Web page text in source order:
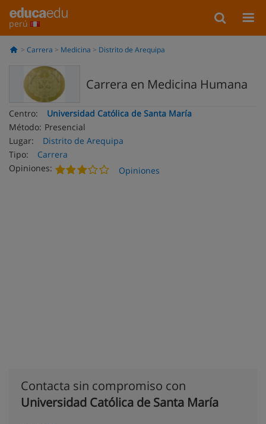
perú
Carrera Medicina Distrito de Arequipa
Carrera en Medicina Humana
Centro:
Universidad Católica de Santa María
Método: Presencial
Lugar:
Distrito de Arequipa
Tipo:
Carrera
Opiniones:
Opiniones
Contacta sin compromiso con
Universidad Católica de Santa María